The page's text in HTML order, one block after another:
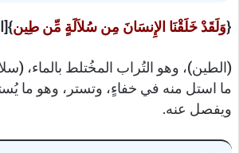
{وَلَقَدْ خَلَقْنَا الإِنسَانَ مِن سُلاَلَةٍ مِّن طِين
(الطين)، وهو التُراب المخُتلط بالماء،
ما استل منه في خفاءٍ، وتستر، وهو ما
ويفصل عنه.